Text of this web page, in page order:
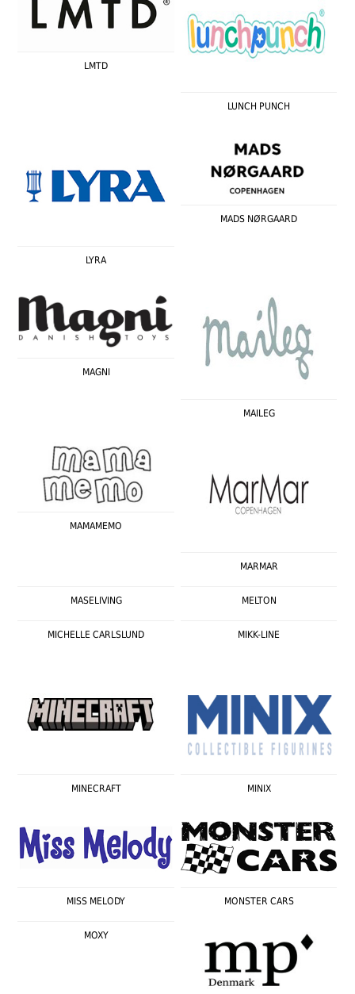
LMTD
LUNCH PUNCH
LYRA
MADS NØRGAARD
MAGNI
MAILEG
MAMAMEMO
MARMAR
MASELIVING MELTON
MICHELLE CARLSLUND MIKK-LINE
MINECRAFT MINIX
MISS MELODY MONSTER CARS
MOXY